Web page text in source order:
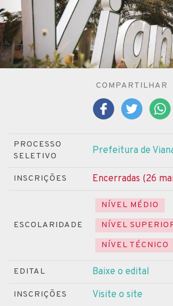
COMPARTILHAR
PROCESSO
SELETIVO
Prefeitura de
INSCRIÇÕES Encerradas (26
ESCOLARIDADE
NÍVEL MÉDIO
NÍVEL
NÍVEL TÉCNICO
EDITAL Baixe o edital
INSCRIÇÕES Visite o site